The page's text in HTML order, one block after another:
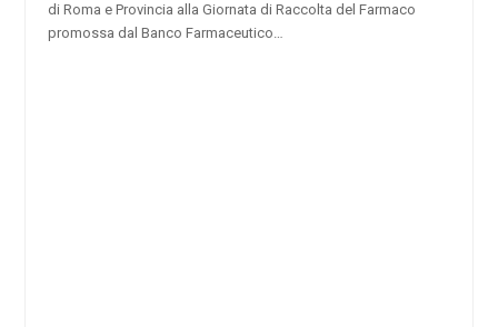
di Roma e Provincia alla Giornata di Raccolta del Farmaco
promossa dal Banco Farmaceutico…